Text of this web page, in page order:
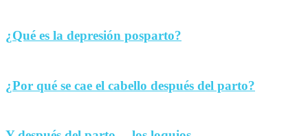
¿Qué es la depresión posparto?
¿Por qué se cae el cabello después del parto?